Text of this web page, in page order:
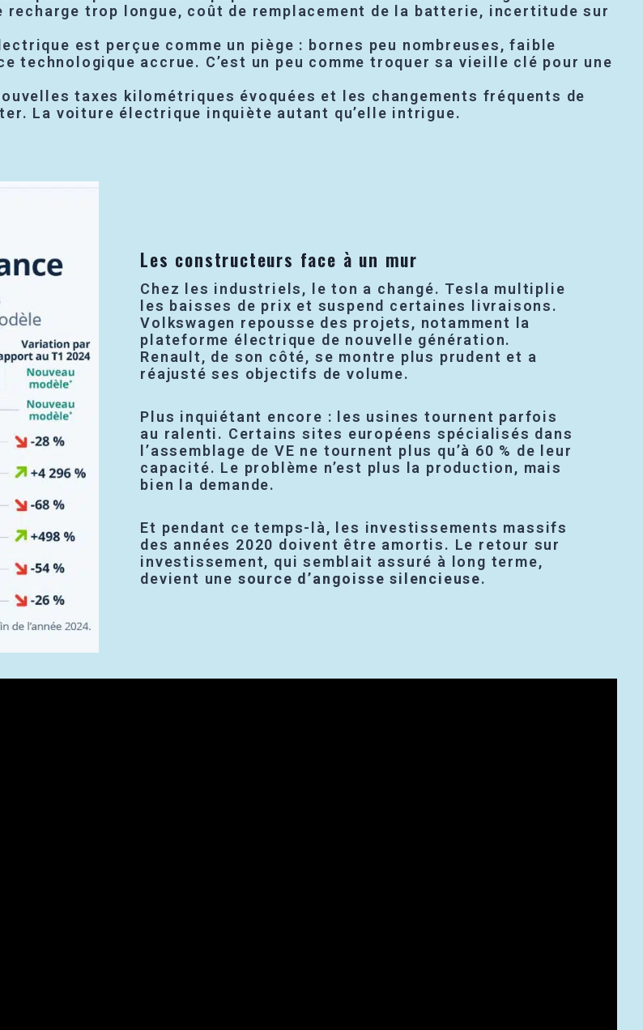
trop longue, coût de remplacement de la batterie, incertitude sur
est perçue comme un piège : bornes peu nombreuses, faible
technologique accrue. C’est un peu comme troquer sa vieille clé pour une
taxes kilométriques évoquées et les changements fréquents de
La voiture électrique inquiète autant qu’elle intrigue.
Les constructeurs face à un mur
Chez les industriels, le ton a changé. Tesla multiplie
les baisses de prix et suspend certaines livraisons.
Volkswagen repousse des projets, notamment la
plateforme électrique de nouvelle génération.
Renault, de son côté, se montre plus prudent et a
réajusté ses objectifs de volume.
Plus inquiétant encore : les usines tournent parfois
au ralenti. Certains sites européens spécialisés dans
l’assemblage de VE ne tournent plus qu’à 60 % de leur
capacité. Le problème n’est plus la production, mais
bien la demande.
Et pendant ce temps-là, les investissements massifs
des années 2020 doivent être amortis. Le retour sur
investissement, qui semblait assuré à long terme,
devient une source d’angoisse silencieuse.